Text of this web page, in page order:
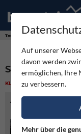
Touren
STEYRERWEG
KLETTERN LEICHT
TOURENINFO
Auf unserer
davon werden
ermöglichen, Ihre
zu verbessern.
Mehr über die